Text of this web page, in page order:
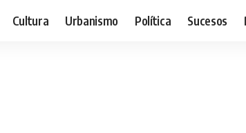
Cultura Urbanismo Política Sucesos